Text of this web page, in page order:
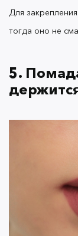
Благодаря
кремовой
губы и
закрепится
Еще одна
закрепиться
Для
тогда оно не
5.